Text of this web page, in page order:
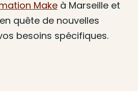
Makeà Marseille et
quête de nouvelles
besoins spécifiques.